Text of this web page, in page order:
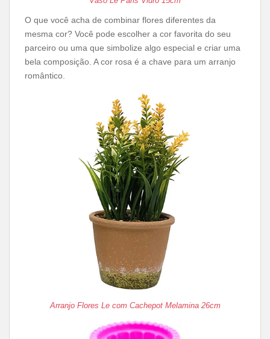
O que você acha de combinar flores diferentes da
mesma cor? Você pode escolher a cor favorita do seu
parceiro ou uma que simbolize algo especial e criar uma
bela composição. A cor rosa é a chave para um arranjo
romântico.
Arranjo Flores Le com Cachepot Melamina 26cm